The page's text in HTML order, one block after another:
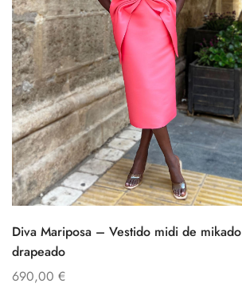
Diva Mariposa – Vestido midi de mikado
drapeado
690,00 €